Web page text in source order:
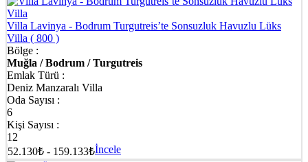
Villa Lavinya - Bodrum Turgutreis’te Sonsuzluk Havuzlu Lüks
Villa ( 800 )
Bölge :
Muğla / Bodrum / Turgutreis
Emlak Türü :
Deniz Manzaralı Villa
Oda Sayısı :
6
Kişi Sayısı :
12
52.130₺ - 159.133₺İncele